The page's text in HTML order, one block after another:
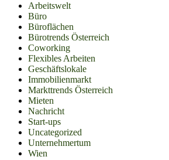
Arbeitswelt
Büro
Büroflächen
Bürotrends Österreich
Coworking
Flexibles Arbeiten
Geschäftslokale
Immobilienmarkt
Markttrends Österreich
Mieten
Nachricht
Start-ups
Uncategorized
Unternehmertum
Wien